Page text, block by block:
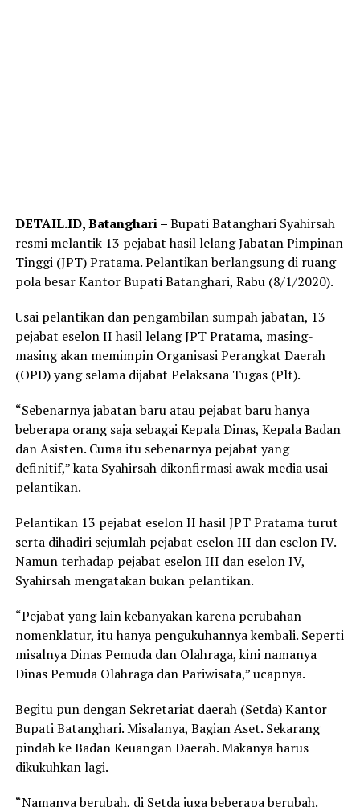
DETAIL.ID, Batanghari –Bupati Batanghari Syahirsah
resmi melantik 13 pejabat hasil lelang Jabatan Pimpinan
Tinggi (JPT) Pratama. Pelantikan berlangsung di ruang
pola besar Kantor Bupati Batanghari, Rabu (8/1/2020).
Usai pelantikan dan pengambilan sumpah jabatan, 13
pejabat eselon II hasil lelang JPT Pratama, masing-
masing akan memimpin Organisasi Perangkat Daerah
(OPD) yang selama dijabat Pelaksana Tugas (Plt).
“Sebenarnya jabatan baru atau pejabat baru hanya
beberapa orang saja sebagai Kepala Dinas, Kepala Badan
dan Asisten. Cuma itu sebenarnya pejabat yang
definitif,” kata Syahirsah dikonfirmasi awak media usai
pelantikan.
Pelantikan 13 pejabat eselon II hasil JPT Pratama turut
serta dihadiri sejumlah pejabat eselon III dan eselon IV.
Namun terhadap pejabat eselon III dan eselon IV,
Syahirsah mengatakan bukan pelantikan.
“Pejabat yang lain kebanyakan karena perubahan
nomenklatur, itu hanya pengukuhannya kembali. Seperti
misalnya Dinas Pemuda dan Olahraga, kini namanya
Dinas Pemuda Olahraga dan Pariwisata,” ucapnya.
Begitu pun dengan Sekretariat daerah (Setda) Kantor
Bupati Batanghari. Misalanya, Bagian Aset. Sekarang
pindah ke Badan Keuangan Daerah. Makanya harus
dikukuhkan lagi.
“Namanya berubah, di Setda juga beberapa berubah.